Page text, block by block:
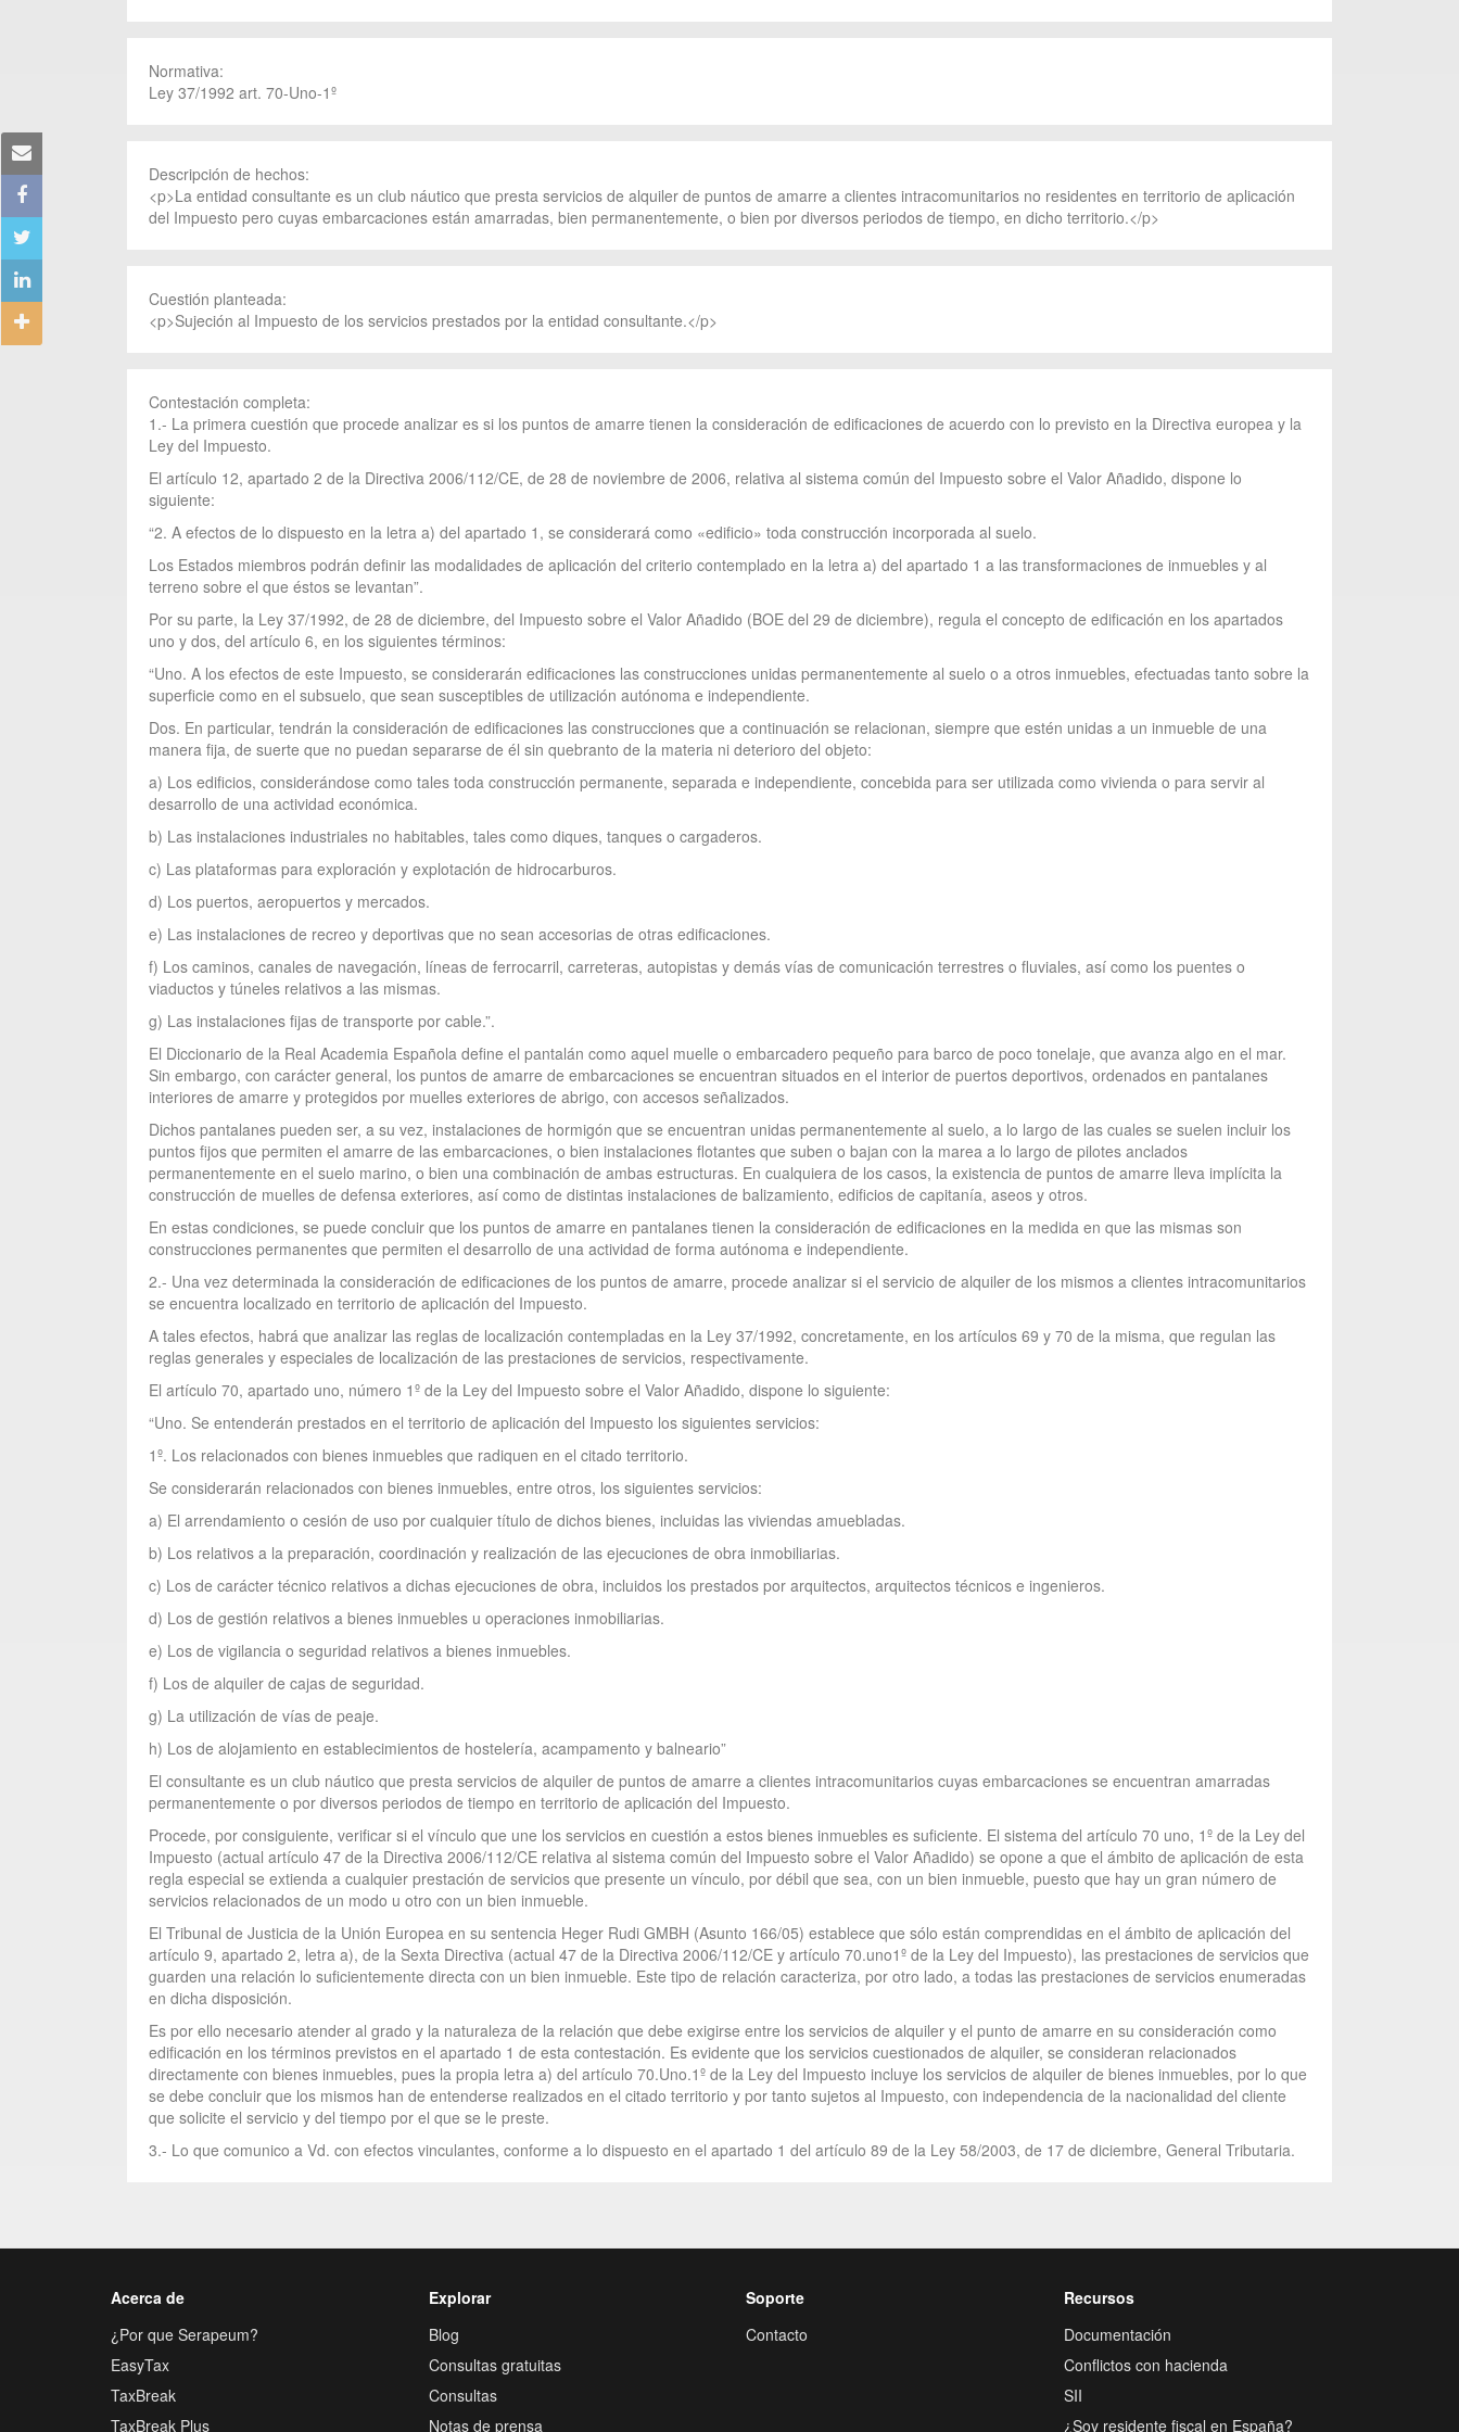
Normativa:
Ley 37/1992 art. 70-Uno-1º
Descripción de hechos:
<p>La entidad consultante es un club náutico que presta servicios de alquiler de puntos de amarre a clientes intracomunitarios no residentes en territorio de aplicación
del Impuesto pero cuyas embarcaciones están amarradas, bien permanentemente, o bien por diversos periodos de tiempo, en dicho territorio.</p>
Cuestión planteada:
<p>Sujeción al Impuesto de los servicios prestados por la entidad consultante.</p>
Contestación completa:
1.- La primera cuestión que procede analizar es si los puntos de amarre tienen la consideración de edificaciones de acuerdo con lo previsto en la Directiva europea y la
Ley del Impuesto.
El artículo 12, apartado 2 de la Directiva 2006/112/CE, de 28 de noviembre de 2006, relativa al sistema común del Impuesto sobre el Valor Añadido, dispone lo
siguiente:
“2. A efectos de lo dispuesto en la letra a) del apartado 1, se considerará como «edificio» toda construcción incorporada al suelo.
Los Estados miembros podrán definir las modalidades de aplicación del criterio contemplado en la letra a) del apartado 1 a las transformaciones de inmuebles y al
terreno sobre el que éstos se levantan”.
Por su parte, la Ley 37/1992, de 28 de diciembre, del Impuesto sobre el Valor Añadido (BOE del 29 de diciembre), regula el concepto de edificación en los apartados
uno y dos, del artículo 6, en los siguientes términos:
“Uno. A los efectos de este Impuesto, se considerarán edificaciones las construcciones unidas permanentemente al suelo o a otros inmuebles, efectuadas tanto sobre la
superficie como en el subsuelo, que sean susceptibles de utilización autónoma e independiente.
Dos. En particular, tendrán la consideración de edificaciones las construcciones que a continuación se relacionan, siempre que estén unidas a un inmueble de una
manera fija, de suerte que no puedan separarse de él sin quebranto de la materia ni deterioro del objeto:
a) Los edificios, considerándose como tales toda construcción permanente, separada e independiente, concebida para ser utilizada como vivienda o para servir al
desarrollo de una actividad económica.
b) Las instalaciones industriales no habitables, tales como diques, tanques o cargaderos.
c) Las plataformas para exploración y explotación de hidrocarburos.
d) Los puertos, aeropuertos y mercados.
e) Las instalaciones de recreo y deportivas que no sean accesorias de otras edificaciones.
f) Los caminos, canales de navegación, líneas de ferrocarril, carreteras, autopistas y demás vías de comunicación terrestres o fluviales, así como los puentes o
viaductos y túneles relativos a las mismas.
g) Las instalaciones fijas de transporte por cable.”.
El Diccionario de la Real Academia Española define el pantalán como aquel muelle o embarcadero pequeño para barco de poco tonelaje, que avanza algo en el mar.
Sin embargo, con carácter general, los puntos de amarre de embarcaciones se encuentran situados en el interior de puertos deportivos, ordenados en pantalanes
interiores de amarre y protegidos por muelles exteriores de abrigo, con accesos señalizados.
Dichos pantalanes pueden ser, a su vez, instalaciones de hormigón que se encuentran unidas permanentemente al suelo, a lo largo de las cuales se suelen incluir los
puntos fijos que permiten el amarre de las embarcaciones, o bien instalaciones flotantes que suben o bajan con la marea a lo largo de pilotes anclados
permanentemente en el suelo marino, o bien una combinación de ambas estructuras. En cualquiera de los casos, la existencia de puntos de amarre lleva implícita la
construcción de muelles de defensa exteriores, así como de distintas instalaciones de balizamiento, edificios de capitanía, aseos y otros.
En estas condiciones, se puede concluir que los puntos de amarre en pantalanes tienen la consideración de edificaciones en la medida en que las mismas son
construcciones permanentes que permiten el desarrollo de una actividad de forma autónoma e independiente.
2.- Una vez determinada la consideración de edificaciones de los puntos de amarre, procede analizar si el servicio de alquiler de los mismos a clientes intracomunitarios
se encuentra localizado en territorio de aplicación del Impuesto.
A tales efectos, habrá que analizar las reglas de localización contempladas en la Ley 37/1992, concretamente, en los artículos 69 y 70 de la misma, que regulan las
reglas generales y especiales de localización de las prestaciones de servicios, respectivamente.
El artículo 70, apartado uno, número 1º de la Ley del Impuesto sobre el Valor Añadido, dispone lo siguiente:
“Uno. Se entenderán prestados en el territorio de aplicación del Impuesto los siguientes servicios:
1º. Los relacionados con bienes inmuebles que radiquen en el citado territorio.
Se considerarán relacionados con bienes inmuebles, entre otros, los siguientes servicios:
a) El arrendamiento o cesión de uso por cualquier título de dichos bienes, incluidas las viviendas amuebladas.
b) Los relativos a la preparación, coordinación y realización de las ejecuciones de obra inmobiliarias.
c) Los de carácter técnico relativos a dichas ejecuciones de obra, incluidos los prestados por arquitectos, arquitectos técnicos e ingenieros.
d) Los de gestión relativos a bienes inmuebles u operaciones inmobiliarias.
e) Los de vigilancia o seguridad relativos a bienes inmuebles.
f) Los de alquiler de cajas de seguridad.
g) La utilización de vías de peaje.
h) Los de alojamiento en establecimientos de hostelería, acampamento y balneario”
El consultante es un club náutico que presta servicios de alquiler de puntos de amarre a clientes intracomunitarios cuyas embarcaciones se encuentran amarradas
permanentemente o por diversos periodos de tiempo en territorio de aplicación del Impuesto.
Procede, por consiguiente, verificar si el vínculo que une los servicios en cuestión a estos bienes inmuebles es suficiente. El sistema del artículo 70 uno, 1º de la Ley del
Impuesto (actual artículo 47 de la Directiva 2006/112/CE relativa al sistema común del Impuesto sobre el Valor Añadido) se opone a que el ámbito de aplicación de esta
regla especial se extienda a cualquier prestación de servicios que presente un vínculo, por débil que sea, con un bien inmueble, puesto que hay un gran número de
servicios relacionados de un modo u otro con un bien inmueble.
El Tribunal de Justicia de la Unión Europea en su sentencia Heger Rudi GMBH (Asunto 166/05) establece que sólo están comprendidas en el ámbito de aplicación del
artículo 9, apartado 2, letra a), de la Sexta Directiva (actual 47 de la Directiva 2006/112/CE y artículo 70.uno1º de la Ley del Impuesto), las prestaciones de servicios que
guarden una relación lo suficientemente directa con un bien inmueble. Este tipo de relación caracteriza, por otro lado, a todas las prestaciones de servicios enumeradas
en dicha disposición.
Es por ello necesario atender al grado y la naturaleza de la relación que debe exigirse entre los servicios de alquiler y el punto de amarre en su consideración como
edificación en los términos previstos en el apartado 1 de esta contestación. Es evidente que los servicios cuestionados de alquiler, se consideran relacionados
directamente con bienes inmuebles, pues la propia letra a) del artículo 70.Uno.1º de la Ley del Impuesto incluye los servicios de alquiler de bienes inmuebles, por lo que
se debe concluir que los mismos han de entenderse realizados en el citado territorio y por tanto sujetos al Impuesto, con independencia de la nacionalidad del cliente
que solicite el servicio y del tiempo por el que se le preste.
3.- Lo que comunico a Vd. con efectos vinculantes, conforme a lo dispuesto en el apartado 1 del artículo 89 de la Ley 58/2003, de 17 de diciembre, General Tributaria.
Acerca de
¿Por que Serapeum?
EasyTax
TaxBreak
TaxBreak Plus
Explorar
Blog
Consultas gratuitas
Consultas
Notas de prensa
Soporte
Contacto
Recursos
Documentación
Conflictos con hacienda
SII
¿Soy residente fiscal en España?